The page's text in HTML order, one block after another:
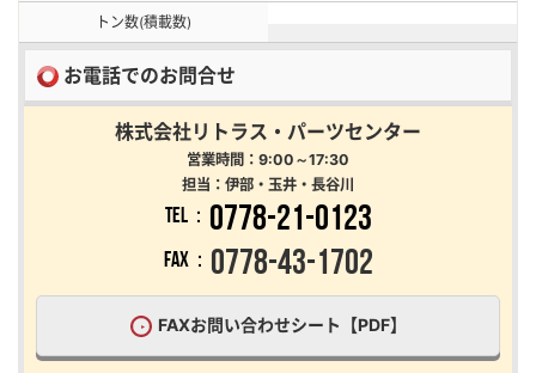
トン数(積載数)
お電話でのお問合せ
株式会社リトラス・パーツセンター
営業時間：9:00～17:30
担当：伊部・玉井・長谷川
TEL： 0778-21-0123
FAX： 0778-43-1702
FAXお問い合わせシート【PDF】